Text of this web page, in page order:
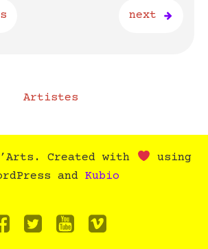
next
Artistes
Created with
using
and Kubio